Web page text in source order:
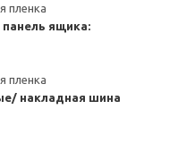
пленка
ящика:
пленка
накладная шина